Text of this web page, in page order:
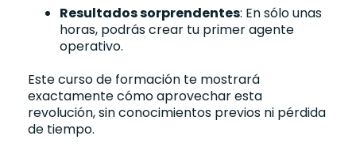
Resultados sorprendentes: En sólo unas
horas, podrás crear tu primer agente
operativo.
Este curso de formación te mostrará
exactamente cómo aprovechar esta
revolución, sin conocimientos previos ni pérdida
de tiempo.